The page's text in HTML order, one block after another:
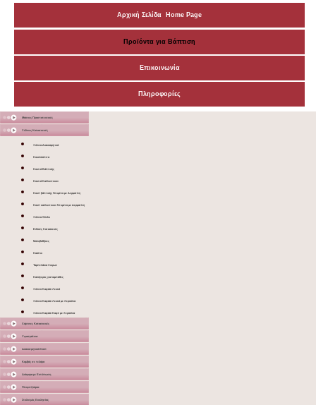
Αρχική Σελίδα Home Page
Προϊόντα για Βάπτιση
Επικοινωνία
Πληροφορίες
Μάσκες Προστατευτικές
Ξύλινες Κατασκευές
Ξύλινα Διακοσμητικά
Κουκλόσπιτα
Κουτιά Βάπτισης
Κουτιά Καλλυντικών
Κουτί βάπτισης Ντυμένο με Δερματίνη
Κουτί καλλυντικών Ντυμένο με Δερματίνη
Ξύλινα Sticks
Ειδικές Κατασκευές
Μολυβοθήκες
Κασπώ
Ταμπελάκια Χώρων
Καλόγερος για λαμπάδες
Ξύλινο Καφάσι Λευκό
Ξύλινο Καφάσι Λευκό με Χερούλια
Ξύλινο Καφάσι Καφέ με Χερούλια
Χάρτινες Κατασκευές
Υφασμάτινα
Διακοσμητικά Σταντ
Καμβάς σε τελάρο
Διάφορα με Εκτύπωση
Γλειφιτζούρια
Στολισμός Εκκλησίας